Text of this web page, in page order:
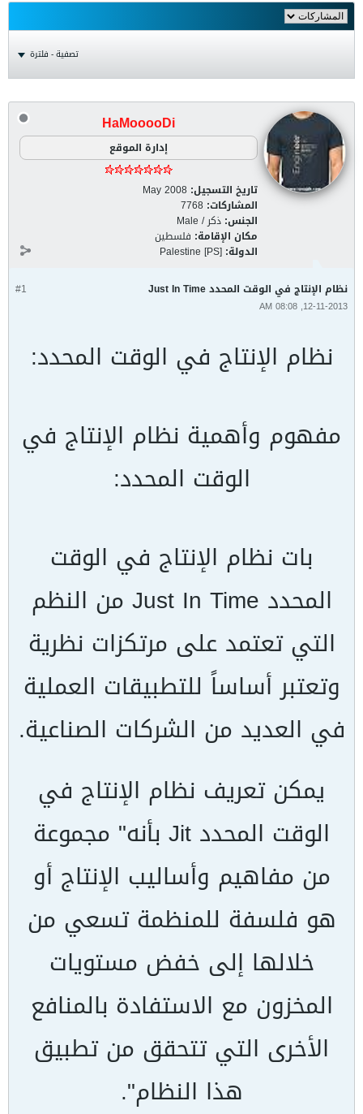
تصفية - فلترة
HaMooooDi
إدارة الموقع
تاريخ التسجيل: May 2008
المشاركات: 7768
الجنس: ذكر / Male
مكان الإقامة: فلسطين
الدولة: Palestine [PS]
#1 نظام الإنتاج في الوقت المحدد Just In Time
12-11-2013, 08:08 AM
نظام الإنتاج في الوقت المحدد:
مفهوم وأهمية نظام الإنتاج في
الوقت المحدد:
بات نظام الإنتاج في الوقت
المحدد Just In Time من النظم
التي تعتمد على مرتكزات نظرية
وتعتبر أساساً للتطبيقات العملية
في العديد من الشركات الصناعية.
يمكن تعريف نظام الإنتاج في
الوقت المحدد Jit بأنه" مجموعة
من مفاهيم وأساليب الإنتاج أو
هو فلسفة للمنظمة تسعي من
خلالها إلى خفض مستويات
المخزون مع الاستفادة بالمنافع
الأخرى التي تتحقق من تطبيق
هذا النظام".